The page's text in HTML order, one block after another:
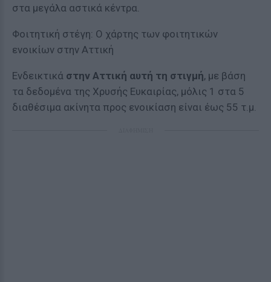
στα μεγάλα αστικά κέντρα.
Φοιτητική στέγη: Ο χάρτης των φοιτητικών
ενοικίων στην Αττική
Ενδεικτικά στην Αττική αυτή τη στιγμή, με βάση
τα δεδομένα της Χρυσής Ευκαιρίας, μόλις 1 στα 5
διαθέσιμα ακίνητα προς ενοικίαση είναι έως 55 τ.μ.